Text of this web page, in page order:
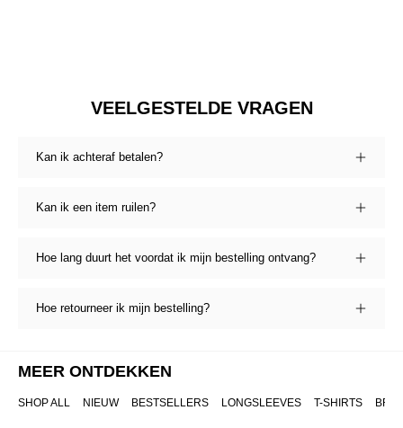
VEELGESTELDE VRAGEN
Kan ik achteraf betalen?
Kan ik een item ruilen?
Hoe lang duurt het voordat ik mijn bestelling ontvang?
Hoe retourneer ik mijn bestelling?
MEER ONTDEKKEN
SHOP ALL NIEUW BESTSELLERS LONGSLEEVES T-SHIRTS